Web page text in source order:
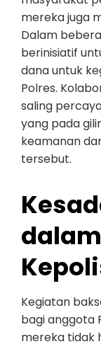
mereka juga
Dalam
berinisiatif
dana untuk
Polres.
saling
yang pada
keamanan
tersebut.
Kegiatan
bagi anggota
mereka tidak